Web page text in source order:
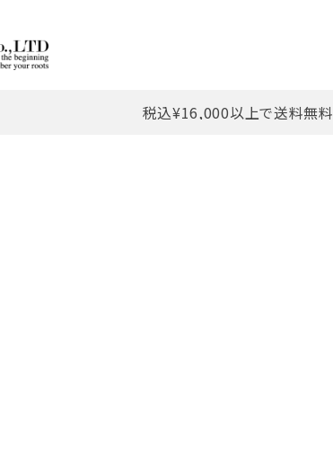
税込¥16,000以上で送料無料